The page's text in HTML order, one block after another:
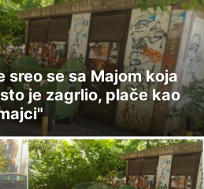
sreo se sa Majom koja
je zagrlio, plače kao